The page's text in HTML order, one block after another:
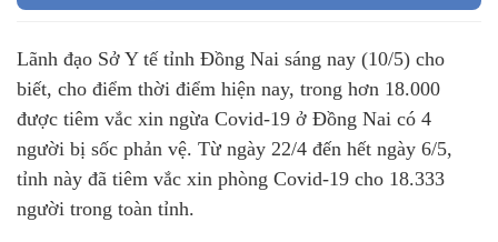
Lãnh đạo Sở Y tế tỉnh Đồng Nai sáng nay (10/5) cho
biết, cho điểm thời điểm hiện nay, trong hơn 18.000
được tiêm vắc xin ngừa Covid-19 ở Đồng Nai có 4
người bị sốc phản vệ. Từ ngày 22/4 đến hết ngày 6/5,
tỉnh này đã tiêm vắc xin phòng Covid-19 cho 18.333
người trong toàn tỉnh.